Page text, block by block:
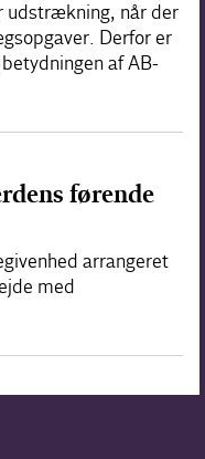
udstrækning, når der
Derfor er
af AB-
førende
arrangeret
med